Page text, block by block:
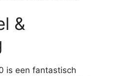
&
is een fantastisch